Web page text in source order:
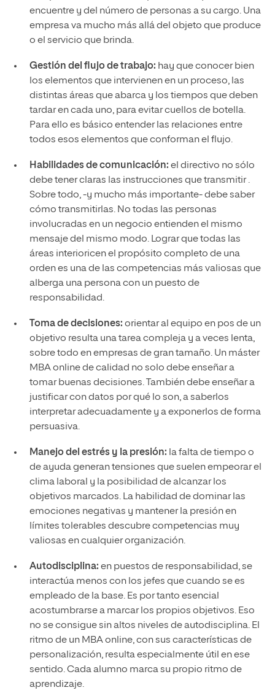
encuentre y del número de personas a su cargo. Una
empresa va mucho más allá del objeto que produce
o el servicio que brinda.
Gestión del flujo de trabajo: hay que conocer bien
los elementos que intervienen en un proceso, las
distintas áreas que abarca y los tiempos que deben
tardar en cada uno, para evitar cuellos de botella.
Para ello es básico entender las relaciones entre
todos esos elementos que conforman el flujo.
Habilidades de comunicación: el directivo no sólo
debe tener claras las instrucciones que transmitir .
Sobre todo, -y mucho más importante- debe saber
cómo transmitirlas. No todas las personas
involucradas en un negocio entienden el mismo
mensaje del mismo modo. Lograr que todas las
áreas interioricen el propósito completo de una
orden es una de las competencias más valiosas que
alberga una persona con un puesto de
responsabilidad.
Toma de decisiones: orientar al equipo en pos de un
objetivo resulta una tarea compleja y a veces lenta,
sobre todo en empresas de gran tamaño. Un máster
MBA online de calidad no solo debe enseñar a
tomar buenas decisiones. También debe enseñar a
justificar con datos por qué lo son, a saberlos
interpretar adecuadamente y a exponerlos de forma
persuasiva.
Manejo del estrés y la presión: la falta de tiempo o
de ayuda generan tensiones que suelen empeorar el
clima laboral y la posibilidad de alcanzar los
objetivos marcados. La habilidad de dominar las
emociones negativas y mantener la presión en
límites tolerables descubre competencias muy
valiosas en cualquier organización.
Autodisciplina: en puestos de responsabilidad, se
interactúa menos con los jefes que cuando se es
empleado de la base. Es por tanto esencial
acostumbrarse a marcar los propios objetivos. Eso
no se consigue sin altos niveles de autodisciplina. El
ritmo de un MBA online, con sus características de
personalización, resulta especialmente útil en ese
sentido. Cada alumno marca su propio ritmo de
aprendizaje.